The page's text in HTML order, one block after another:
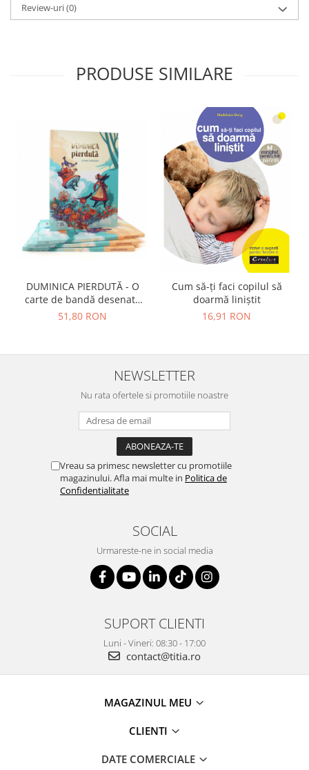
Review-uri(0)
PRODUSE SIMILARE
DUMINICA PIERDUTĂ - O
carte de bandă desenată
despre epuizare, inspirată
51,80 RON
Cum să-ți faci copilul să
doarmă liniștit
16,91 RON
NEWSLETTER
Nu rata ofertele si promotiile noastre
Vreau sa primesc newsletter cu promotiile
magazinului. Afla mai multe in Politica de
Confidentialitate
SOCIAL
Urmareste-ne in social media
SUPORT CLIENTI
Luni - Vineri: 08:30 - 17:00
contact@titia.ro
MAGAZINUL MEU
CLIENTI
DATE COMERCIALE